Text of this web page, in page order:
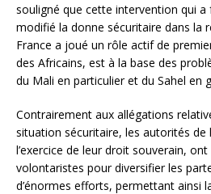
souligné que cette intervention qui
modifié la donne sécuritaire dans la
France a joué un rôle actif de
des Africains, est à la base des
du Mali en particulier et du Sahel en
Contrairement aux allégations
situation sécuritaire, les autorités de
l’exercice de leur droit souverain,
volontaristes pour diversifier les
d’énormes efforts, permettant ainsi